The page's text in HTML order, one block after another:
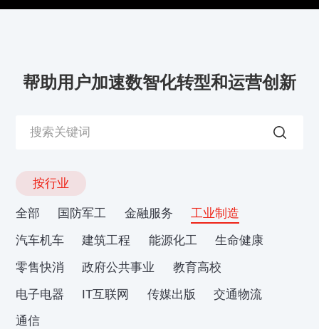
帮助用户加速数智化转型和运营创新
按行业
全部 国防军工 金融服务
工业制造
汽车机车
建筑工程 能源化工
生命健康
零售快消
政府公共事业
教育高校
电子电器
IT互联网 传媒出版
交通物流
通信